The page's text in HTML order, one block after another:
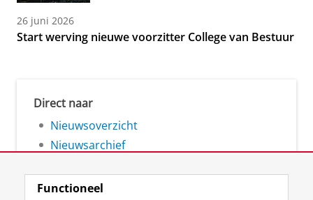
26 juni 2026
Start werving nieuwe voorzitter College van Bestuur
Direct naar
Nieuwsoverzicht
Nieuwsarchief
Functioneel